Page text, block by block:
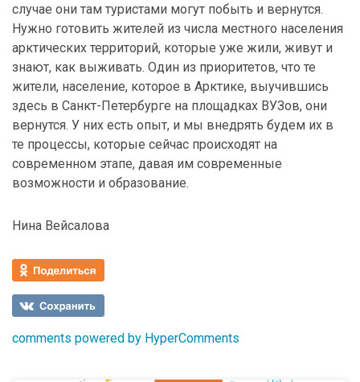
случае они там туристами могут побыть и вернутся.
Нужно готовить жителей из числа местного населения
арктических территорий, которые уже жили, живут и
знают, как выживать. Один из приоритетов, что те
жители, население, которое в Арктике, выучившись
здесь в Санкт-Петербурге на площадках ВУЗов, они
вернутся. У них есть опыт, и мы внедрять будем их в
те процессы, которые сейчас происходят на
современном этапе, давая им современные
возможности и образование.
Нина Вейсалова
comments powered by HyperComments